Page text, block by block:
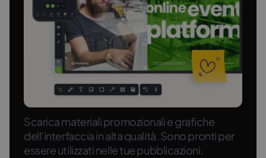
Scarica materiali promozionali e grafiche
dell’interfaccia in alta qualità. Sono pronti per
essere utilizzati nelle tue pubblicazioni.